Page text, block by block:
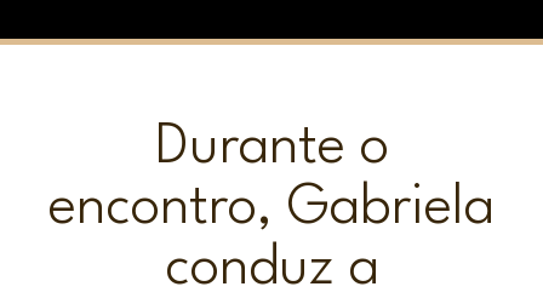
Durante o
encontro, Gabriela
conduz a